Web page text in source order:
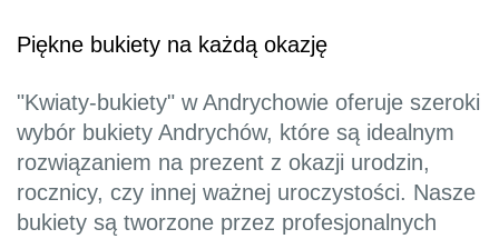
Piękne bukiety na każdą okazję
"Kwiaty-bukiety" w Andrychowie oferuje szeroki
wybór bukiety Andrychów, które są idealnym
rozwiązaniem na prezent z okazji urodzin,
rocznicy, czy innej ważnej uroczystości. Nasze
bukiety są tworzone przez profesjonalnych